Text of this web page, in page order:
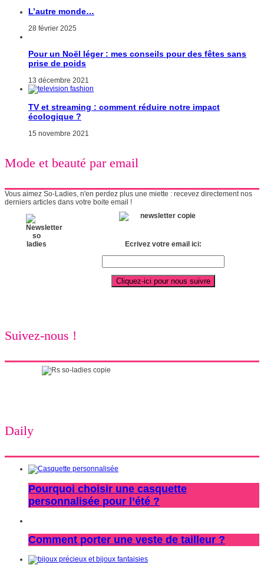
L’autre monde…
28 février 2025
Pour un Noël léger : mes conseils pour des fêtes sans
prise de poids
13 décembre 2021
TV et streaming : comment réduire notre impact
écologique ?
15 novembre 2021
Mode et beauté par email
Vous aimez So-Ladies, n'en perdez plus une miette : recevez directement nos
derniers articles dans votre boite email !
Ecrivez votre email ici:
Suivez-nous !
Daily
Pourquoi choisir une casquette
personnalisée pour l’été ?
Comment porter une veste de tailleur ?